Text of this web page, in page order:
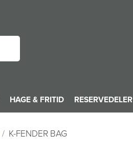
HAGE & FRITID RESERVEDELER
K-FENDER BAG